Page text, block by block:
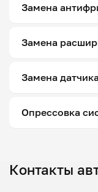
Замена
Замена
Замена
Опрессовка
Контакты